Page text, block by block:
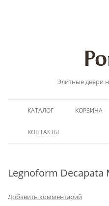
Элитные двери
КАТАЛОГ КОРЗИНА
КОНТАКТЫ
Legnoform Decapata
Добавить комментарий